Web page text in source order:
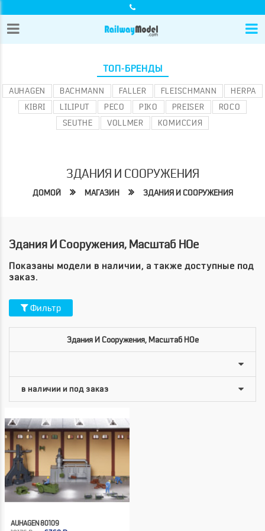
ТОП-БРЕНДЫ
AUHAGEN BACHMANN FALLER FLEISCHMANN
HERPA
KIBRI
LILIPUT PECO PIKO PREISER
ROCO
SEUTHE
VOLLMER КОМИССИЯ
ЗДАНИЯ И СООРУЖЕНИЯ
ДОМОЙ МАГАЗИН ЗДАНИЯ И СООРУЖЕНИЯ
Здания И Сооружения, Масштаб HOe
Показаны модели в наличии, а также доступные под
заказ.
Фильтр
Здания И Сооружения, Масштаб HOe
AUHAGEN 80109